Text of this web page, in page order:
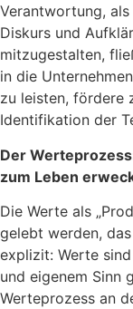
Verantwortung,
Diskurs und
mitzugestalten,
in die
zu leisten, fördere
Identifikation der
Der
zum Leben
Die Werte als
gelebt werden,
explizit: Werte
und eigenem Sinn
Werteprozess an